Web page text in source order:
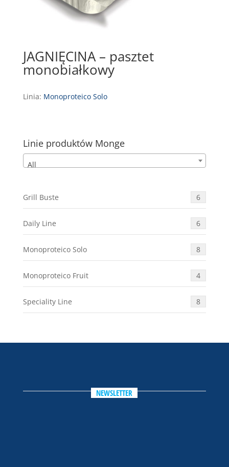
JAGNIĘCINA – pasztet
monobiałkowy
Linia: Monoproteico Solo
Linie produktów Monge
All
Grill Buste 6
Daily Line 6
Monoproteico Solo 8
Monoproteico Fruit 4
Speciality Line 8
NEWSLETTER